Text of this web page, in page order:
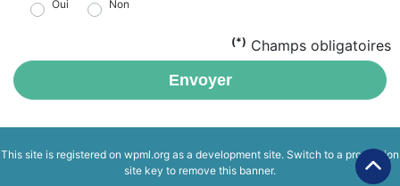
Oui Non
(*) Champs obligatoires
Envoyer
This site is registered on wpml.org as a development site. Switch to a production
site key to remove this banner.